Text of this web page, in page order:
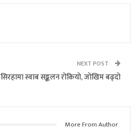
NEXT POST
सिरहामा स्वाब सङ्कलन रोकियो, जोखिम बढ्दो
More From Author